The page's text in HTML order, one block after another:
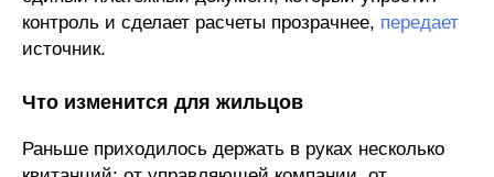
контроль и сделает расчеты прозрачнее, передает
источник.
Что изменится для жильцов
Раньше приходилось держать в руках несколько